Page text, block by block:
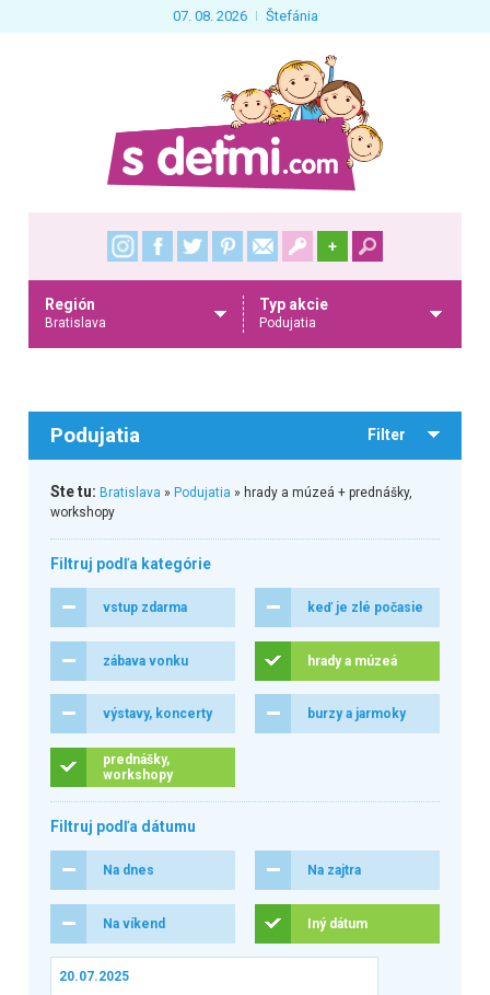
07. 08. 2026 Štefánia
+
Región
Bratislava
Typ akcie
Podujatia
Podujatia Filter
Ste tu: Bratislava » Podujatia » hrady a múzeá + prednášky,
workshopy
Filtruj podľa kategórie
vstup zdarma keď je zlé počasie
zábava vonku hrady a múzeá
výstavy, koncerty burzy a jarmoky
prednášky,
workshopy
Filtruj podľa dátumu
Na dnes Na zajtra
Na víkend Iný dátum